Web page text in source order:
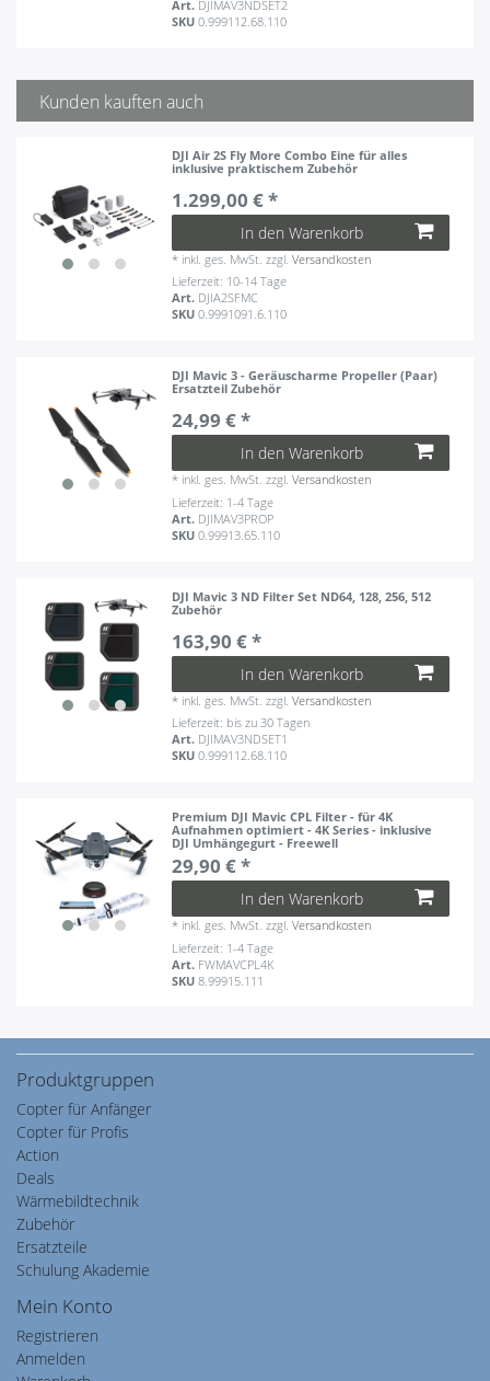
Art. DJIMAV3NDSET2
SKU0.999112.68.110
Kunden kauften auch
DJI Air 2S Fly More Combo Eine für alles
inklusive praktischem Zubehör
1.299,00 € *
In den Warenkorb
* inkl. ges. MwSt. zzgl.Versandkosten
Lieferzeit: 10-14 Tage
Art. DJIA2SFMC
SKU0.9991091.6.110
DJI Mavic 3 - Geräuscharme Propeller (Paar)
Ersatzteil Zubehör
24,99 € *
In den Warenkorb
* inkl. ges. MwSt. zzgl.Versandkosten
Lieferzeit: 1-4 Tage
Art. DJIMAV3PROP
SKU0.99913.65.110
DJI Mavic 3 ND Filter Set ND64, 128, 256, 512
Zubehör
163,90 € *
In den Warenkorb
* inkl. ges. MwSt. zzgl.Versandkosten
Lieferzeit: bis zu 30 Tagen
Art. DJIMAV3NDSET1
SKU0.999112.68.110
Premium DJI Mavic CPL Filter - für 4K
Aufnahmen optimiert - 4K Series - inklusive
DJI Umhängegurt - Freewell
29,90 € *
In den Warenkorb
* inkl. ges. MwSt. zzgl.Versandkosten
Lieferzeit: 1-4 Tage
Art. FWMAVCPL4K
SKU8.99915.111
Produktgruppen
Copter für Anfänger
Copter für Profis
Action
Deals
Wärmebildtechnik
Zubehör
Ersatzteile
Schulung Akademie
Mein Konto
Registrieren
Anmelden